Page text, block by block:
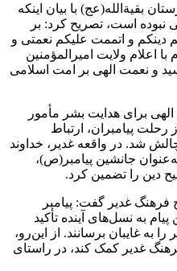
بقیةالله(عج) با بیان اینکه
نبوده است، تصریح کرد: بر
دینکم و اتممت علیکم نعمتی و
اعلام ولایت امیرالمؤمنین
و نعمت الهی بر امت اسلامی
الهی برای هدایت بشر مأمور
پیامبران، ارتباط
شد. در واقعه غدیر، خداوند
جانشین پیامبر(ص)،
دین را تضمین کرد.
فرهنگ غدیر گفت: پیامبر
به نسل‌های آینده تأکید
به غایبان برسانند. از این‌رو،
غدیر کمک کند، در راستای